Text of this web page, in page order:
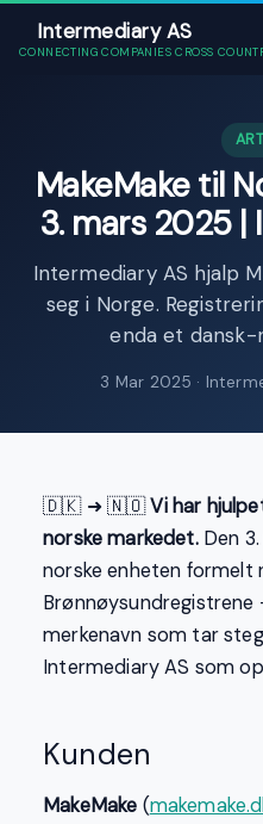
Intermediary AS
CONNECTING COMPANIES CROSS
MakeMake til
3. mars 2025 |
Intermediary AS hjalp
seg i Norge.
enda et dansk-
3 Mar 2025 ·
🇩🇰 ➜ 🇳🇴Vi har
norske markedet.Den
norske enheten formelt
merkenavn som tar
Intermediary AS som
Kunden
MakeMake (